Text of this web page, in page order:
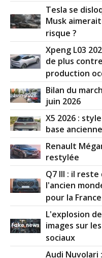
Tesla se
Musk
risque ?
Xpeng L03
de plus
production
Bilan du
juin 2026
X5 2026 :
base ancienne
Renault
restylée
Q7 III : il reste
l'ancien
pour la France
L'explosion
images sur
sociaux
Audi Nuvolari